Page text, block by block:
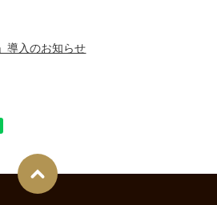
導入のお知らせ